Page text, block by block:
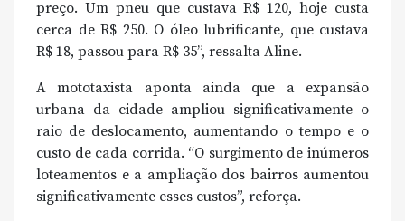
preço. Um pneu que custava R$ 120, hoje custa
cerca de R$ 250. O óleo lubrificante, que custava
R$ 18, passou para R$ 35”, ressalta Aline.
A mototaxista aponta ainda que a expansão
urbana da cidade ampliou significativamente o
raio de deslocamento, aumentando o tempo e o
custo de cada corrida. “O surgimento de inúmeros
loteamentos e a ampliação dos bairros aumentou
significativamente esses custos”, reforça.